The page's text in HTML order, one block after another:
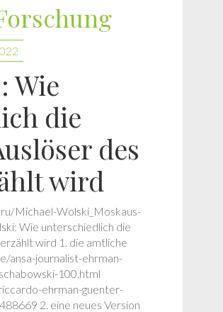
Wie
die
des
wird
Michael-Wolski_Moskaus-
Wie unterschiedlich die
wird 1. die amtliche
ansa-journalist-ehrman-
100.html
ehrman-guenter-
2. eine neues Version